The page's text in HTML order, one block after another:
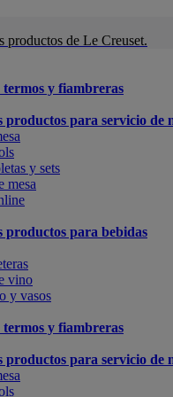
productos de Le Creuset.
termos y fiambreras
productos para servicio de
y sets
mesa
productos para bebidas
vino
y vasos
termos y fiambreras
productos para servicio de